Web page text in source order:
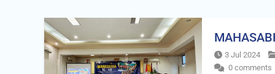
3 Jul 2024
0 comments